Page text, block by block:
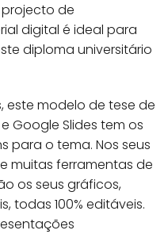
de
digital é ideal para
diploma universitário
este modelo de tese de
Google Slides tem os
para o tema. Nos seus
muitas ferramentas de
os seus gráficos,
todas 100% editáveis.